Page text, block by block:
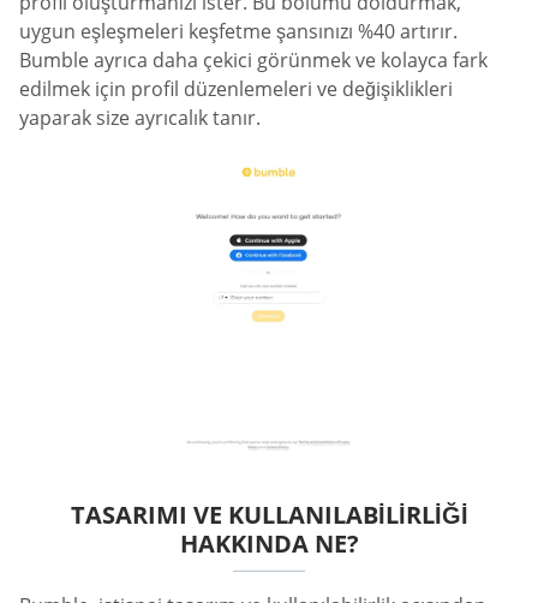
uygun eşleşmeleri keşfetme şansınızı %40 artırır.
Bumble ayrıca daha çekici görünmek ve kolayca fark
edilmek için profil düzenlemeleri ve değişiklikleri
yaparak size ayrıcalık tanır.
TASARIMI VE KULLANILABILIRLIĞI
HAKKINDA NE?